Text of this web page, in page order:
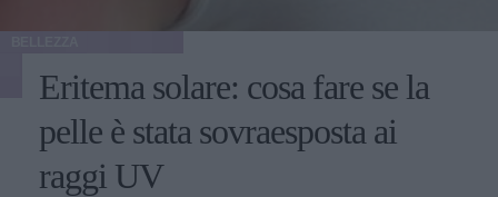
Eritema solare: cosa fare se la
pelle è stata sovraesposta ai
raggi UV